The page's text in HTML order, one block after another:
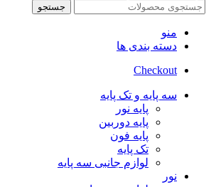
جستجو
منو
دسته بندی ها
Checkout
سه پایه و تک پایه
پایه نور
پایه دوربین
پایه فون
تک پایه
لوازم جانبی سه پایه
نور